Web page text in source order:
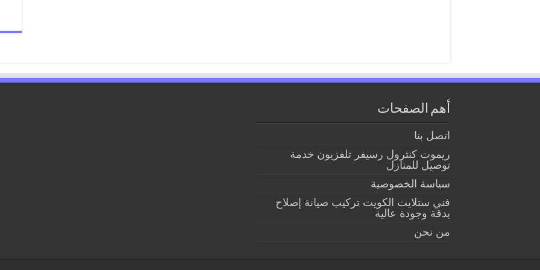
أهم الصفحات
اتصل بنا
ريموت كنترول رسيفر تلفزيون خدمة
توصيل للمنازل
سياسة الخصوصية
فني ستلايت الكويت تركيب صيانة إصلاح
بدقة وجودة عالية
من نحن